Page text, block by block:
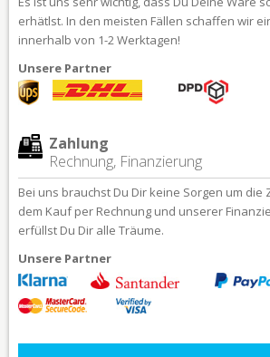
erhätlst. In den meisten Fällen schaffen wir
innerhalb von 1-2 Werktagen!
Unsere Partner
Zahlung
Rechnung, Finanzierung
Bei uns brauchst Du Dir keine Sorgen um die
dem Kauf per Rechnung und unserer
erfüllst Du Dir alle Träume.
Unsere Partner